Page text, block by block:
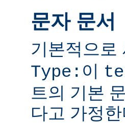
문자 문서
기본적으로
Type: 이
트의 기본
다고 가정